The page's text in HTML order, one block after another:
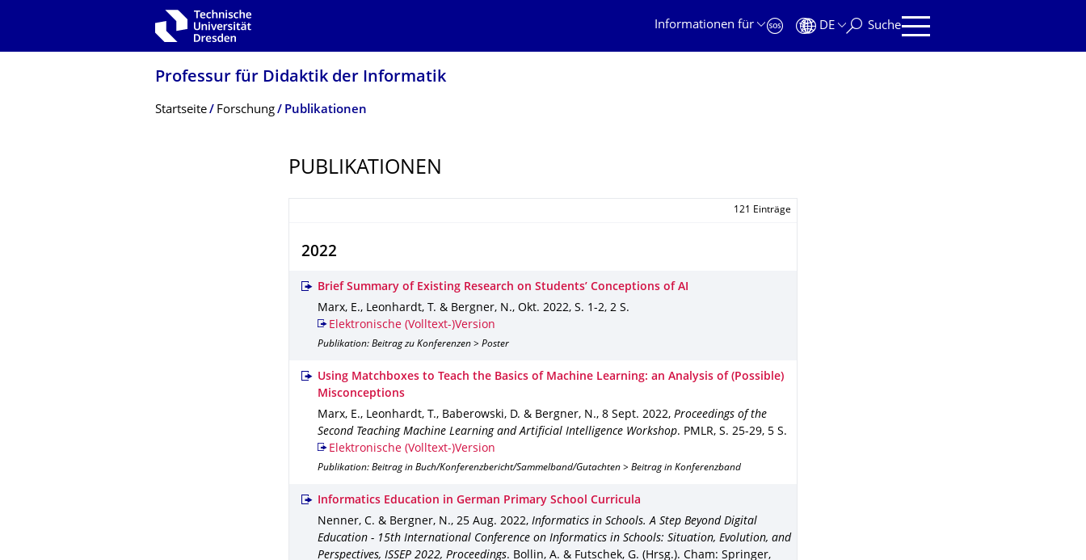
Zur Hauptnavigation springen
Informationen für
DE Suche
Professur für Didaktik der Informatik
Breadcrumb-Menü
Startseite Forschung Publikationen
PUBLIKATIONEN
121 Einträge
2022
Brief Summary of Existing Research on Students’ Conceptions of AI
Marx, E., Leonhardt, T. & Bergner, N., Okt. 2022, S. 1-2, 2 S.
Elektronische (Volltext-)Version
Publikation: Beitrag zu Konferenzen > Poster
Using Matchboxes to Teach the Basics of Machine Learning: an Analysis of (Possible)
Misconceptions
Marx, E., Leonhardt, T., Baberowski, D. & Bergner, N., 8 Sept. 2022, Proceedings of the
Second Teaching Machine Learning and Artificial Intelligence Workshop. PMLR, S. 25-29, 5 S.
Elektronische (Volltext-)Version
Publikation: Beitrag in Buch/Konferenzbericht/Sammelband/Gutachten > Beitrag in Konferenzband
Informatics Education in German Primary School Curricula
Nenner, C. & Bergner, N., 25 Aug. 2022, Informatics in Schools. A Step Beyond Digital
Education - 15th International Conference on Informatics in Schools: Situation, Evolution, and
Perspectives, ISSEP 2022, Proceedings. Bollin, A. & Futschek, G. (Hrsg.). Cham: Springer,